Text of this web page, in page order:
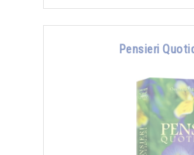
Pensieri